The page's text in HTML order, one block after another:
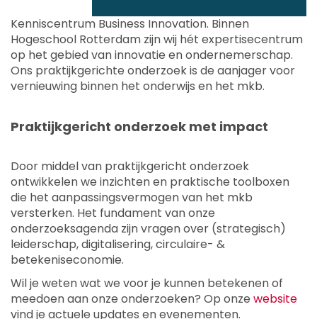
Kenniscentrum Business Innovation. Binnen
Hogeschool Rotterdam zijn wij hét expertisecentrum
op het gebied van innovatie en ondernemerschap.
Ons praktijkgerichte onderzoek is de aanjager voor
vernieuwing binnen het onderwijs en het mkb.
Praktijkgericht onderzoek met impact
Door middel van praktijkgericht onderzoek
ontwikkelen we inzichten en praktische toolboxen
die het aanpassingsvermogen van het mkb
versterken. Het fundament van onze
onderzoeksagenda zijn vragen over (strategisch)
leiderschap, digitalisering, circulaire- &
betekeniseconomie.
Wil je weten wat we voor je kunnen betekenen of
meedoen aan onze onderzoeken? Op onze website
vind je actuele updates en evenementen.